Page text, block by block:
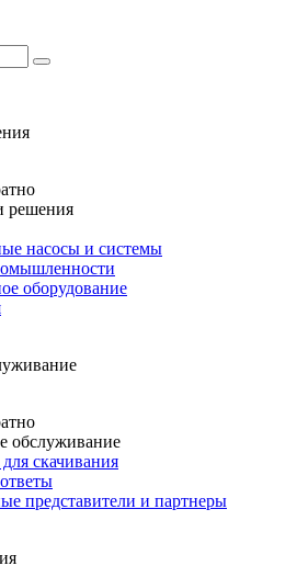
решения
насосы и системы
оборудование
обслуживание
скачивания
представители и партнеры